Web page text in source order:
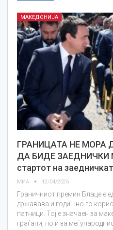
МАКЕДОНИЈА
ГРАНИЦАТА НЕ МОРА
ДА БИДЕ ЗАЕДНИЧКИ
стартот на
МИА 12/04/2025
Граничниот премин Блаце е
државава и годишно го
патници. Тој е значаен за
граѓани, но и за